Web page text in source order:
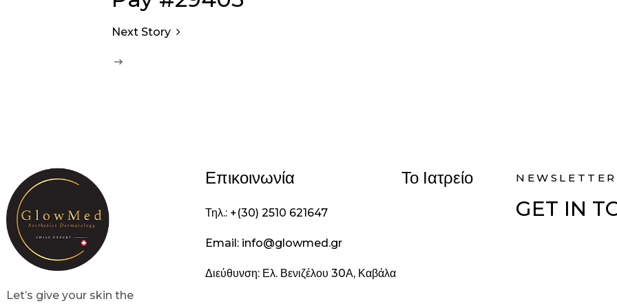
Next Story
Let’s give your skin the
Επικοινωνία
Τηλ.: +(30) 2510 621647
Email: info@glowmed.gr
Διεύθυνση: Ελ. Βενιζέλου 30Α, Καβάλα
Το Ιατρείο NEWSLETTER
GET IN